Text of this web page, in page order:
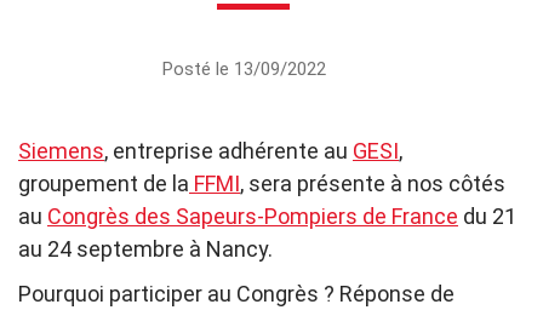
Posté le 13/09/2022
Siemens, entreprise adhérente au GESI,
groupement de la FFMI, sera présente à nos côtés
au Congrès des Sapeurs-Pompiers de France du 21
au 24 septembre à Nancy.
Pourquoi participer au Congrès ? Réponse de